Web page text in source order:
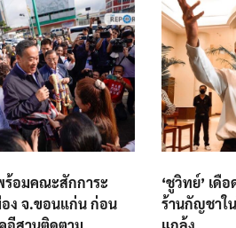
พร้อมคณะสักการะ
ง จ.ขอนแก่น ก่อน
‘ชูวิทย์’ เดื
ร้านกัญชาใ